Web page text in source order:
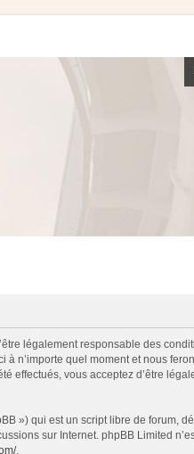
légalement responsable des
n’importe quel moment et nous
effectués, vous acceptez d’être
») qui est un script libre de forum,
sur Internet. phpBB Limited
.